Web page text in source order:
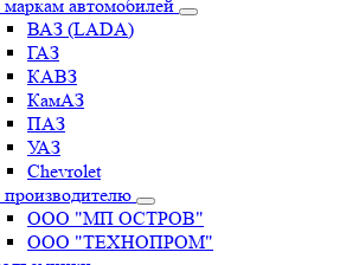
маркам автомобилей
ВАЗ (LADA)
ГАЗ
КАВЗ
КамАЗ
ПАЗ
УАЗ
Chevrolet
производителю
ООО "МП ОСТРОВ"
ООО "ТЕХНОПРОМ"